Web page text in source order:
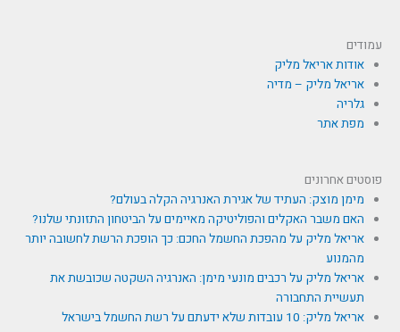
עמודים
אודות אריאל מליק
אריאל מליק – מדיה
גלריה
מפת אתר
פוסטים אחרונים
מימן מוצק: העתיד של אגירת האנרגיה הקלה בעולם?
האם משבר האקלים והפוליטיקה מאיימים על הביטחון התזונתי שלנו?
אריאל מליק על מהפכת החשמל החכם: כך הופכת הרשת לחשובה יותר
מהמנוע
אריאל מליק על רכבים מונעי מימן: האנרגיה השקטה שכובשת את
תעשיית התחבורה
אריאל מליק: 10 עובדות שלא ידעתם על רשת החשמל בישראל